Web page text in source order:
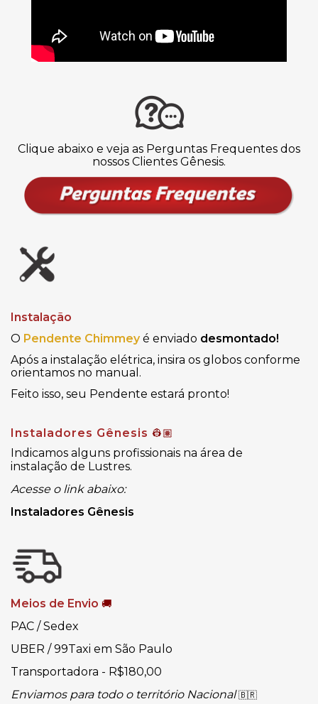
Clique abaixo e veja as Perguntas Frequentes dos
nossos Clientes Gênesis.
Instalação
O Pendente Chimmey é enviado desmontado!
Após a instalação elétrica, insira os globos conforme
orientamos no manual.
Feito isso, seu Pendente estará pronto!
Instaladores Gênesis 👷🏽
Indicamos alguns profissionais na área de
instalação de Lustres.
Acesse o link abaixo:
Instaladores Gênesis
Meios de Envio 🚚
PAC / Sedex
UBER / 99Taxi em São Paulo
Transportadora - R$180,00
Enviamos para todo o território Nacional🇧🇷